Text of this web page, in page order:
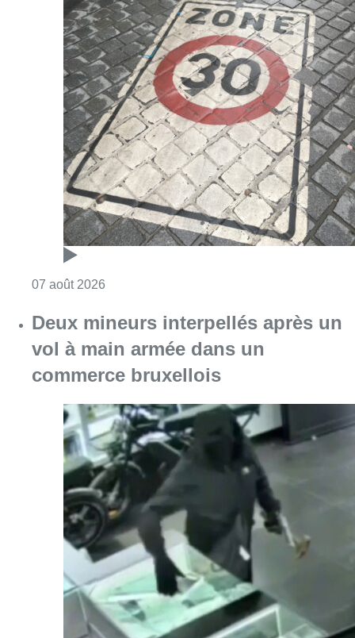
07 août 2026
Deux mineurs interpellés après un
vol à main armée dans un
commerce bruxellois